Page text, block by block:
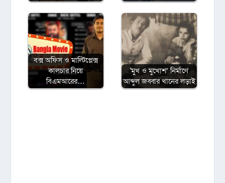
বক্স অফিস ও মাল্টিপ্লেক্স
কালচার নিয়ে
বিএমআরের…
'মুখ ও মুখোশ’ নির্মাণে
আব্দুল জব্বার খানের লড়াই